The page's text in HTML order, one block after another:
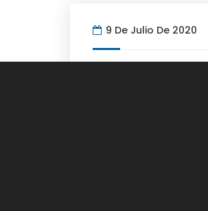
9 De Julio De 2020